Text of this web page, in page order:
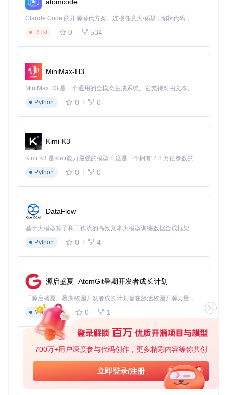
700万+用户深度参与代码创作，更多精彩内容等你共创
立即登录/注册
参数说明：
--source
：待转换的源音频文件
--output：结果保存目录
歌声转换专业设置
启用音高条件模式：
python inference.py --
重点提示：歌声转换建议使用20-40步扩散步骤，平衡音质与
速度
实时转换应用
在NVIDIA T4显卡上测试，平均推理延迟<200ms，支持实时
Web界面操作：可视化工作流
启动语音转换界面
http://localhost:7860即可打开Web界面，支持拖拽
上传音频文件
启动歌声转换界面
提供专业音频参数调节面板，包括混响强度、音高偏移等高级
Claude Code 的开源替代方案。连接任意大模型，编辑代码，运行命令，自动验证 — 全自动执行。用 Rust 构建，极致性能。 ｜ An open-source alternative to Claude Code. Connect any LLM, edit code, run commands, and verify changes — autonomously. Built in Rust for speed. Get Started
Rust
0 534
MiniMax-H3
MiniMax H3 是一个通用的全模态生成系统。它支持对由文本、图像、视频和音频组成的多模态上下文进行统一理解，并能生成分辨率高达 2K、时长可达 15 秒的带原生立体声音频的视频。得益于面向任务泛化的系统设计，H3 在预训练阶段就已具备广泛的多模态上下文理解与生成能力，能够出色地执行复杂的多模态指令。
Python
0 0
Kimi-K3
Kimi K3 是Kimi能力最强的模型：这是一个拥有 2.8 万亿参数的混合专家（MoE）模型，具备原生视觉理解能力，并支持 100 万 token 的上下文窗口。
Python
0 0
DataFlow
基于大模型算子和工作流的高效文本大模型训练数据合成框架
Python
0 4
源启盛夏_AtomGit暑期开发者成长计划
「源启盛夏」暑期校园开发者成长计划旨在激活校园开源力量，通过积分激励、认证扶持、资源倾斜等形式，引导高校组织和开发者完成「入驻 — 建项目 — 做贡献 — 获认证 — 得资源」的完整闭环。无论你是想带领社团入驻平台的组织者，还是希望用代码贡献证明自己的开发者，都能在这里找到属于你的成长路径。
Markdown
0 1
py-xiaozhi
基于Python的Xiaozhi AI，适用于想要完整Xiaozhi体验而无需拥有专用硬件的用户。
Python
0 1